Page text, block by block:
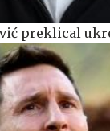
preklical